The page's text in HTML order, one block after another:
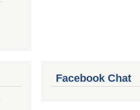
Facebook Chat